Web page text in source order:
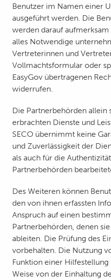
Benutzer im Namen einer
ausgeführt werden. Die
werden darauf aufmerksam
alles Notwendige
Vertreterinnen und
Vollmachtsformular oder
EasyGov übertragenen
widerrufen.
Die Partnerbehörden allein
erbrachten Dienste und
SECO übernimmt keine
und Zuverlässigkeit der
als auch für die
Partnerbehörden
Des Weiteren können
den von ihnen erfassten
Anspruch auf einen
Partnerbehörden, denen
ableiten. Die Prüfung des
vorbehalten. Die Nutzung
Funktion einer
Weise von der Einhaltung